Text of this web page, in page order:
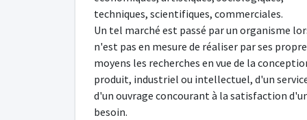
techniques, scientifiques, commerciales.
Un tel marché est passé par un organisme
n'est pas en mesure de réaliser par ses
moyens les recherches en vue de la
produit, industriel ou intellectuel, d'un
d'un ouvrage concourant à la satisfaction
besoin.